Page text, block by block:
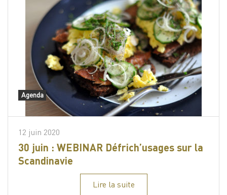
Agenda
12 juin 2020
30 juin : WEBINAR Défrich’usages sur la
Scandinavie
Lire la suite